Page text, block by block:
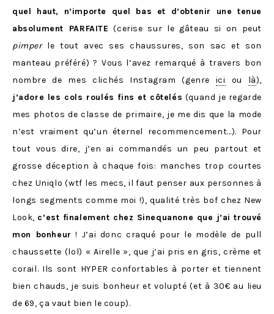
quel haut, n’importe quel bas et d’obtenir une tenue
absolument PARFAITE (cerise sur le gâteau si on peut
pimperle tout avec ses chaussures, son sac et son
manteau préféré) ? Vous l’avez remarqué à travers bon
nombre de mes clichés Instagram (genre ici ou là),
j’adore les cols roulés fins et côtelés (quand je regarde
mes photos de classe de primaire, je me dis que la mode
n’est vraiment qu’un éternel recommencement…). Pour
tout vous dire, j’en ai commandés un peu partout et
grosse déception à chaque fois: manches trop courtes
chez Uniqlo (wtf les mecs, il faut penser aux personnes à
longs segments comme moi !), qualité très bof chez New
Look, c’est finalement chez Sinequanone que j’ai trouvé
mon bonheur ! J’ai donc craqué pour le modèle de pull
chaussette (lol) « Airelle », que j’ai pris en gris, crème et
corail. Ils sont HYPER confortables à porter et tiennent
bien chauds, je suis bonheur et volupté (et à 30€ au lieu
de 69, ça vaut bien le coup).